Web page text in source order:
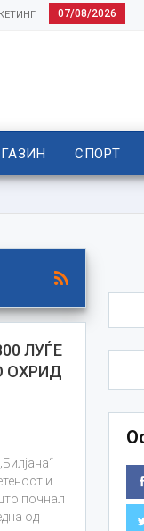
07/08/2026
СПОРТ
ЛУЃЕ
ОХРИД
и
почнал
од